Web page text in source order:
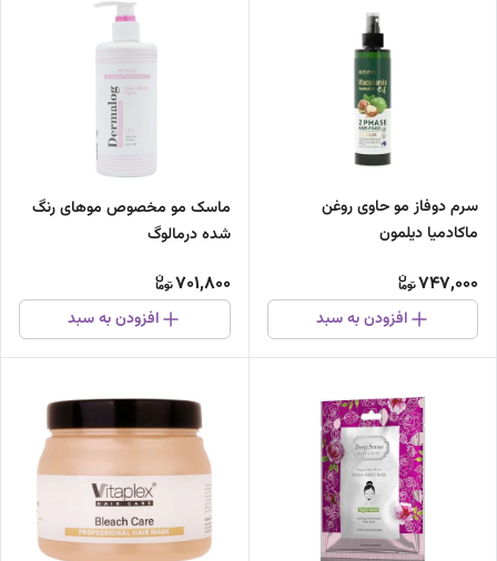
سرم دوفاز مو حاوی روغن
ماکادمیا دیلمون
747,000
افزودن به سبد
ماسک مو مخصوص موهای رنگ
شده درمالوگ
701,800
افزودن به سبد